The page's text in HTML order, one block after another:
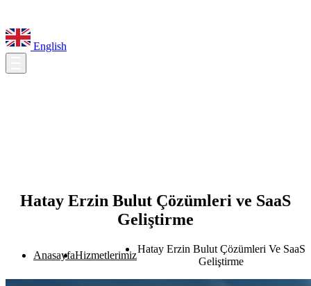
English
Hatay Erzin Bulut Çözümleri ve SaaS
Geliştirme
AnasayfaHizmetlerimiz
Hatay Erzin Bulut Çözümleri Ve SaaS
Geliştirme